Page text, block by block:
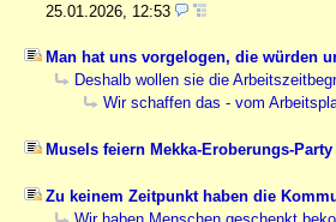
25.01.2026, 12:53
Man hat uns vorgelogen, die würden
Deshalb wollen sie die
Wir schaffen das - vom
Musels feiern Mekka-Eroberungs-
Zu keinem Zeitpunkt haben die